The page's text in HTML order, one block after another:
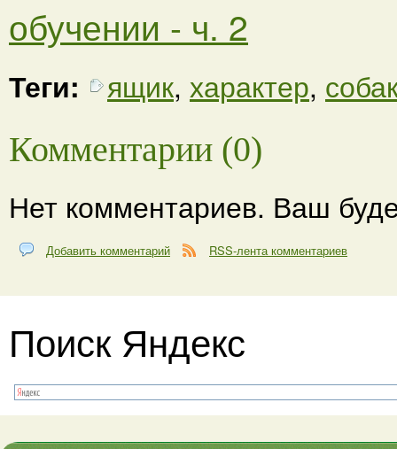
обучении - ч. 2
Теги: ящик, характер,
Комментарии (0)
Нет комментариев. Ваш
Добавить комментарий RSS-лента комментариев
Поиск Яндекс